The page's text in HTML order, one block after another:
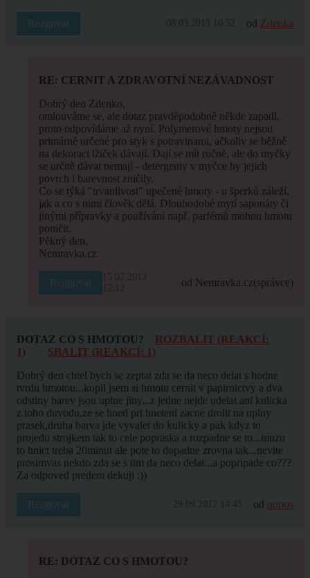
Reagovat 08.03.2013 10:52 od Zdenka
RE: CERNIT A ZDRAVOTNÍ NEZÁVADNOST
Dobrý den Zdenko,
omlouváme se, ale dotaz pravděpodobně někde zapadl,
proto odpovídáme až nyní. Polymerové hmoty nejsou
primárně určené pro styk s potravinami, ačkoliv se běžně
na dekoraci lžiček dávají. Dají se mít ručně, ale do myčky
se určitě dávat nemají - detergenty v myčce by jejich
povrch i barevnost zničily.
Co se týká "trvanlivost" upečené hmoty - u šperků záleží,
jak a co s nimi člověk dělá. Dlouhodobé mytí saponáty či
jinými přípravky a používání např. parfémů mohou hmotu
poničit.
Pěkný den,
Nemravka.cz
Reagovat
15.07.2013
12:13
od Nemravka.cz(správce)
DOTAZ CO S HMOTOU?
ROZBALIT (REAKCÍ:
1)
SBALIT (REAKCÍ: 1)
Dobrý den chtel bych se zeptat zda se da neco delat s hodne
tvrdu hmotou...kopil jsem si hmotu cernit v papirnictvy a dva
odstiny barev jsou uplne jiny...z jedne nejde udelat ani kulicka
z toho duvodu,ze se hned pri hneteni zacne drolit na uplny
prasek,druha barva jde vyvalet do kulicky a pak kdyz to
projedu strojkem tak to cele popraska a rozpadne se to...muzu
to hnict treba 20minut ale pote to dopadne zrovna tak...nevite
prosimvas nekdo zda se s tim da neco delat...a popripade co???
Za odpoved predem dekuji :))
Reagovat 29.09.2012 14:45 od nopos
RE: DOTAZ CO S HMOTOU?